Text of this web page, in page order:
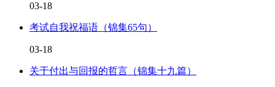
03-18
考试自我祝福语（锦集65句）
03-18
关于付出与回报的哲言（锦集十九篇）